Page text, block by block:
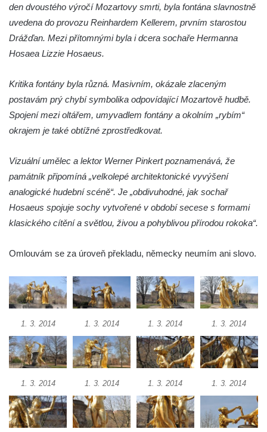
Kašna na Mírovém náměstí u kostela
svatého Václava v Budyni nad Ohří
Ohří
Kašna v lázeňském parku u ulice Lázeňská
ve Mšeném-lázně
Kašna před pavilonem Říp v lázeňském
Kašna na Masarykově náměstí v Litvínově
Kašna „Hlavy“ před Magistrátem v Teplicích
Masaryka ve Vejprtech
Fontána před kolonádou Rudolfova a
Karolinina pramene v Mariánských Lázních
Zpívající fontána v Mariánských Lázních
Vodotrysk Vodník v jezírku u promenády
města Bad Homburgu v Mariánských
Lázních
Kašna na náměstí Míru ve Šluknově
den dvoustého výročí Mozartovy smrti, byla fontána slavnostně
uvedena do provozu Reinhardem Kellerem, prvním starostou
Drážďan. Mezi přítomnými byla i dcera sochaře Hermanna
Hosaea Lizzie Hosaeus.
Kritika fontány byla různá. Masivním, okázale zlaceným
postavám prý chybí symbolika odpovídající Mozartově hudbě.
Spojení mezi oltářem, umyvadlem fontány a okolním „rybím“
okrajem je také obtížné zprostředkovat.
Vizuální umělec a lektor Werner Pinkert poznamenává, že
památník připomíná „velkolepé architektonické vyvýšení
analogické hudební scéně“. Je „obdivuhodné, jak sochař
Hosaeus spojuje sochy vytvořené v období secese s formami
klasického cítění a světlou, živou a pohyblivou přírodou rokoka“.
Omlouvám se za úroveň překladu, německy neumím ani slovo.
1. 3. 2014 1. 3. 2014 1. 3. 2014 1. 3. 2014
1. 3. 2014 1. 3. 2014 1. 3. 2014 1. 3. 2014